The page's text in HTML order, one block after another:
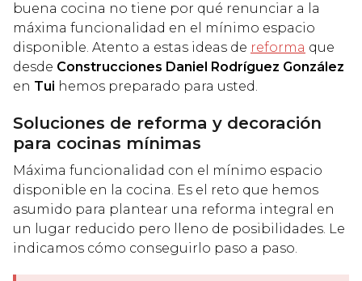
buena cocina no tiene por qué renunciar a la
máxima funcionalidad en el mínimo espacio
disponible. Atento a estas ideas de reforma que
desde Construcciones Daniel Rodríguez González
en Tui hemos preparado para usted.
Soluciones de reforma y decoración
para cocinas mínimas
Máxima funcionalidad con el mínimo espacio
disponible en la cocina. Es el reto que hemos
asumido para plantear una reforma integral en
un lugar reducido pero lleno de posibilidades. Le
indicamos cómo conseguirlo paso a paso.